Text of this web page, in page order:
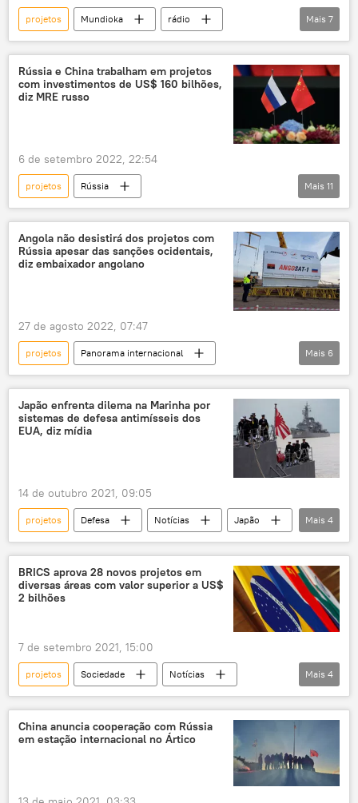
projetos Mundioka
rádio
podcast
BRICS
Brasil
Rússia
Índia
China
África do Sul
bloco econômico
Mais 7
Rússia e China trabalham em projetos
com investimentos de US$ 160 bilhões,
diz MRE russo
6 de setembro 2022, 22:54
projetos
Rússia
Ministério das Relações Exteriores da Rússia
relações bilaterais
investimentos
China
Pequim
Moscou
Mais 11
Angola não desistirá dos projetos com
Rússia apesar das sanções ocidentais,
diz embaixador angolano
27 de agosto 2022, 07:47
projetos
Panorama internacional
Oriente Médio e África
Angola
embaixador
mercado petrolífero
Angosat-1
Mais 6
Japão enfrenta dilema na Marinha por
sistemas de defesa antimísseis dos
EUA, diz mídia
14 de outubro 2021, 09:05
projetos Defesa Notícias
Japão
Marinha
Marinha do Japão
radar
projeto
Mais 4
BRICS aprova 28 novos projetos em
diversas áreas com valor superior a US$
2 bilhões
7 de setembro 2021, 15:00
projetos Sociedade
Notícias
BRICS
investimento
desenvolvimento
acordo
Mais 4
China anuncia cooperação com Rússia
em estação internacional no Ártico